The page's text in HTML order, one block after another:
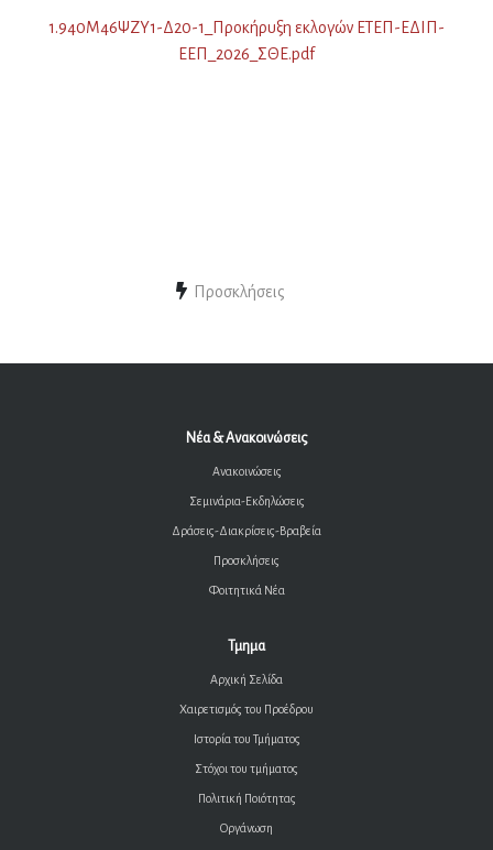
1.940Μ46ΨΖΥ1-Δ20-1_Προκήρυξη εκλογών ΕΤΕΠ-ΕΔΙΠ-
ΕΕΠ_2026_ΣΘΕ.pdf
Προσκλήσεις
Νέα & Ανακοινώσεις
Ανακοινώσεις
Σεμινάρια-Εκδηλώσεις
Δράσεις-Διακρίσεις-Βραβεία
Προσκλήσεις
Φοιτητικά Νέα
Τμημα
Αρχική Σελίδα
Χαιρετισμός του Προέδρου
Ιστορία του Τμήματος
Στόχοι του τμήματος
Πολιτική Ποιότητας
Οργάνωση